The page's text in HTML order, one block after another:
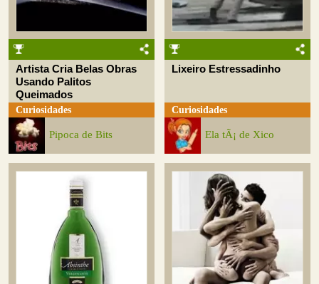
Artista Cria Belas Obras
Usando Palitos
Queimados
Curiosidades
Pipoca de Bits
Lixeiro Estressadinho
Curiosidades
Ela tÃ¡ de Xico